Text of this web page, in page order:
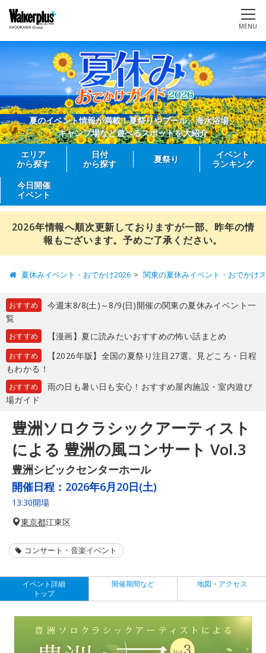
MENU
夏のイベント情報が満載！夏祭りやプール、海水浴場、
キャンプ場など遊べるスポットを大紹介
エリア
から探す
日付
から探す
夏祭り
イベント
ランキング
今日開催
イベント
2026年情報へ順次更新しておりますが一部、昨年の情
報もございます。予めご了承ください。
夏休みイベント・おでかけ2026 関東の夏休みイベント・おでかけ
おすすめ
今週末8/8(土)～8/9(日)開催の関東の夏休みイベント一
覧
おすすめ 【漫画】夏に読みたいおすすめの怖い話まとめ
おすすめ
【2026年版】全国の夏祭り注目27選。見どころ・日程
もわかる！
おすすめ
雨の日も暑い日も安心！おすすめ屋内施設・室内遊び
場ガイド
豊洲ソロクラシックアーティスト
による 豊洲の風コンサート Vol.3
豊洲シビックセンターホール
開催日程： 2026年6月20日(土)
13:30開場
東京都江東区
コンサート・音楽イベント
イベント詳細
トップ
開催期間など 地図・アクセス